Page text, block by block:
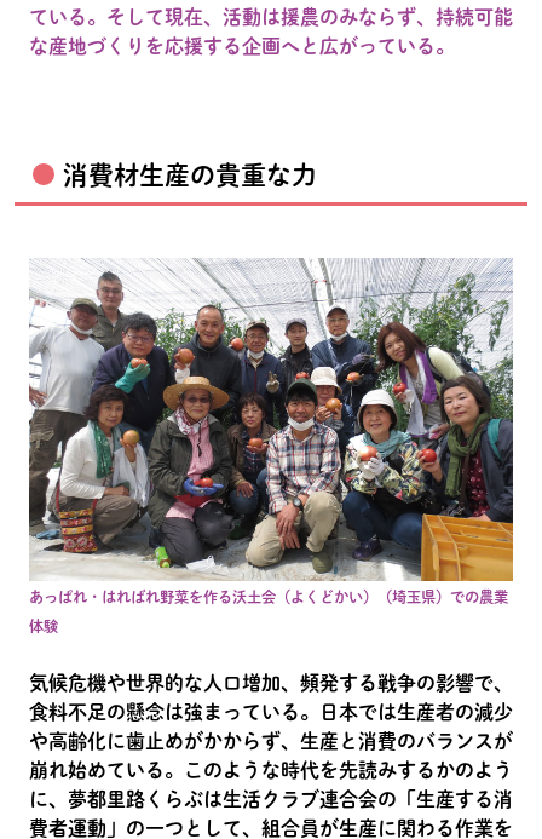
ている。そして現在、活動は援農のみならず、持続可能
な産地づくりを応援する企画へと広がっている。
消費材生産の貴重な力
あっぱれ・はればれ野菜を作る沃土会（よくどかい）（埼玉県）での農業
体験
気候危機や世界的な人口増加、頻発する戦争の影響で、
食料不足の懸念は強まっている。日本では生産者の減少
や高齢化に歯止めがかからず、生産と消費のバランスが
崩れ始めている。このような時代を先読みするかのよう
に、夢都里路くらぶは生活クラブ連合会の「生産する消
費者運動」の一つとして、組合員が生産に関わる作業を